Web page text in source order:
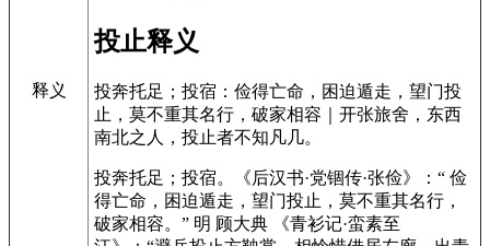
释义
投止释义
投奔托足；投宿：俭得亡命，困迫遁走，望门投
止，莫不重其名行，破家相容｜开张旅舍，东西
南北之人，投止者不知凡几。
投奔托足；投宿。 《后汉书·党锢传·张俭》
：“ 俭
得亡命，困迫遁走，望门投止，莫不重其名行，
破家相容。” 明 顾大典
《青衫记·蛮素至